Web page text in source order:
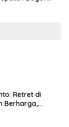
Retret di
Berharga,